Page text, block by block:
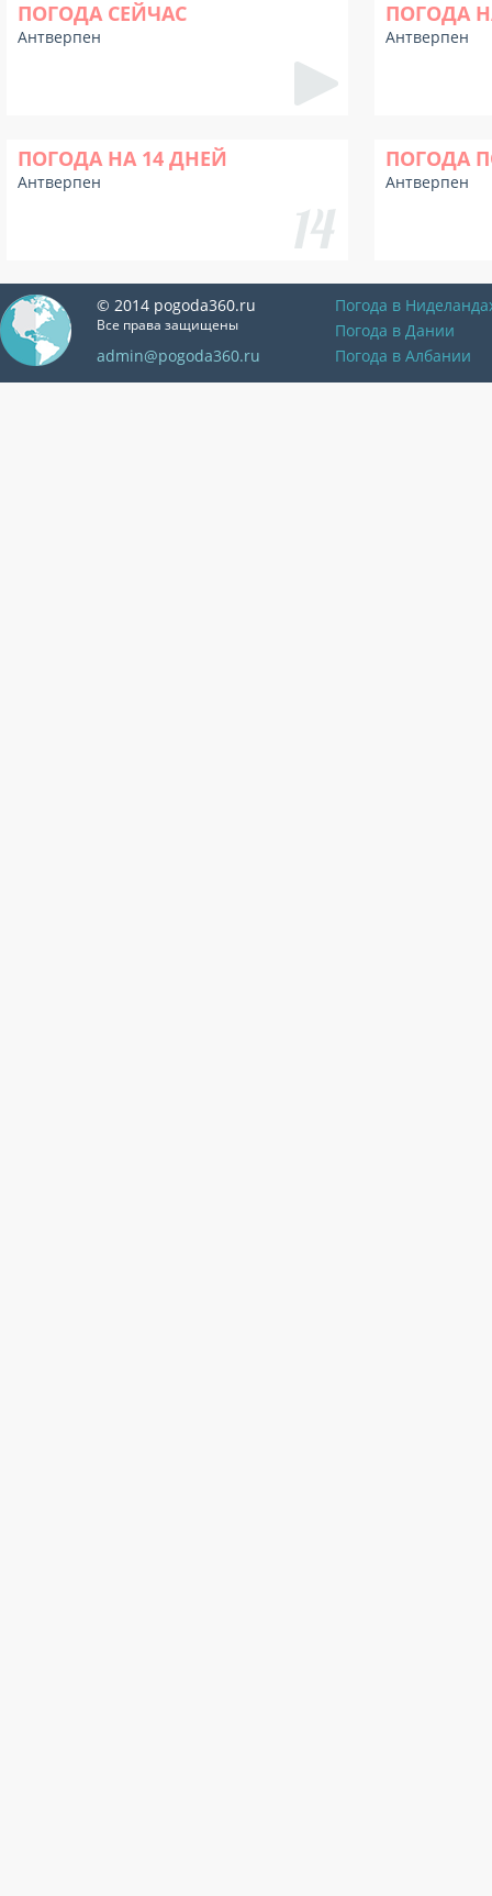
ПОГОДА СЕЙЧАС
Антверпен
ПОГОДА
Антверпен
ПОГОДА НА 14 ДНЕЙ
Антверпен
ПОГОДА
Антверпен
© 2014 pogoda360.ru
Все права защищены
admin@pogoda360.ru
Погода в
Погода в Дании
Погода в Албании